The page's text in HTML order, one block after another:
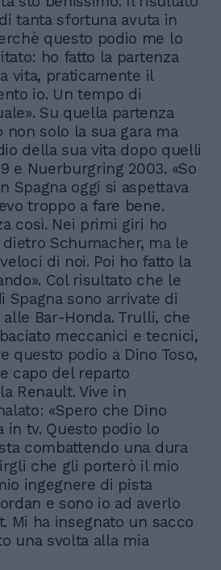
tanta sfortuna avuta in
questo podio me lo
ho fatto la partenza
vita, praticamente il
io. Un tempo di
Su quella partenza
solo la sua gara ma
della sua vita dopo quelli
e Nuerburgring 2003. «So
Spagna oggi si aspettava
troppo a fare bene.
così. Nei primi giri ho
Schumacher, ma le
di noi. Poi ho fatto la
Col risultato che le
Spagna sono arrivate di
Bar-Honda. Trulli, che
meccanici e tecnici,
questo podio a Dino Toso,
capo del reparto
Renault. Vive in
«Spero che Dino
in tv. Questo podio lo
combattendo una dura
che gli porterò il mio
ingegnere di pista
e sono io ad averlo
Mi ha insegnato un sacco
una svolta alla mia